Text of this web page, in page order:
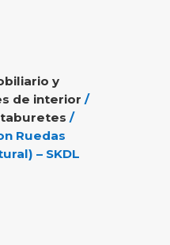
y
de interior /
/
Ruedas
– SKDL